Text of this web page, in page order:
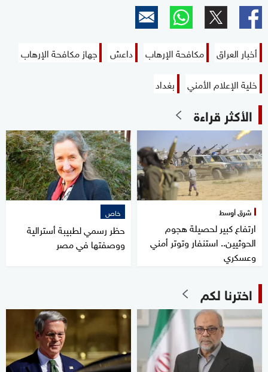
أخبار العراق مكافحة الإرهاب داعش
جهاز مكافحة الإرهاب
خلية الإعلام الأمني
بغداد
الأكثر قراءة
شرق أوسط
ارتفاع كبير لحصيلة هجوم
الحوثيين.. استنفار وتوتر أمني
وعسكري
خاص
حظر رسمي لطبيبة أسترالية
ووصفتها في مصر
اخترنا لكم